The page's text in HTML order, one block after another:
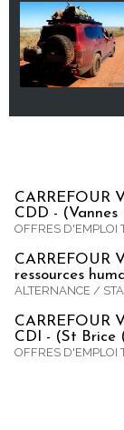
CARREFOUR
CDD - (Vannes
OFFRES D'EMPLOI
CARREFOUR
ressources
ALTERNANCE /
CARREFOUR
CDI - (St Brice
OFFRES D'EMPLOI